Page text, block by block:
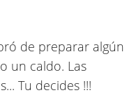
de preparar algún
un caldo. Las
Tu decides !!!